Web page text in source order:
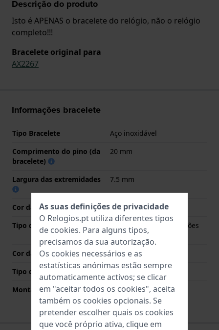
Descrição do produto
Isto é APENAS o bracelete do relógio, não o relógio
completo!!!
Bracelete original para
AX2267
Informações bracelete
Tipo Bracelete
Aço inoxidável
Comprimento do pino (da
bracelete)
20 mm
Largura das extremidades 7.5 mm
Cor da bracelete
Ouro
Tipo de Fecho
Fivela dobrável com botões
de pressão
Cor da fivela
Ouro
Tipo de montagem
Pinos em aço
Montagem Reta
Não
As suas definições de privacidade
O Relogios.pt utiliza diferentes tipos
de cookies. Para alguns tipos,
precisamos da sua autorização.
Os cookies necessários e as
estatísticas anónimas estão sempre
automaticamente activos; se clicar
em "aceitar todos os cookies", aceita
também os cookies opcionais. Se
pretender escolher quais os cookies
que você próprio ativa, clique em